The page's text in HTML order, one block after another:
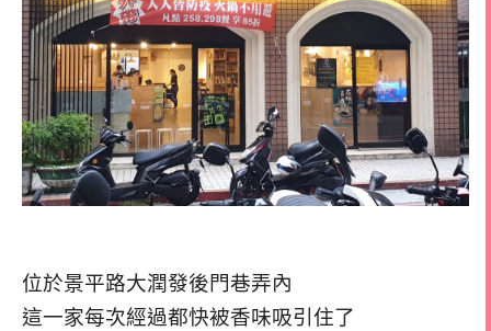
位於景平路大潤發後門巷弄內
這一家每次經過都快被香味吸引住了